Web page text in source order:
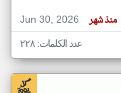
Jun 30, 2026
منذ شهر
عدد الكلمات: ٢٢٨